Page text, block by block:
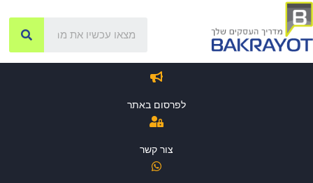
לפרסום באתר
צור קשר